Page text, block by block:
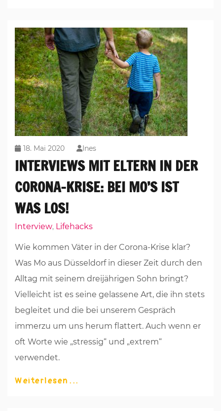
18. Mai 2020 Ines
INTERVIEWS MIT ELTERN IN DER
CORONA-KRISE: BEI MO’S IST
WAS LOS!
Interview, Lifehacks
Wie kommen Väter in der Corona-Krise klar?
Was Mo aus Düsseldorf in dieser Zeit durch den
Alltag mit seinem dreijährigen Sohn bringt?
Vielleicht ist es seine gelassene Art, die ihn stets
begleitet und die bei unserem Gespräch
immerzu um uns herum flattert. Auch wenn er
oft Worte wie „stressig“ und „extrem“
verwendet.
Weiterlesen